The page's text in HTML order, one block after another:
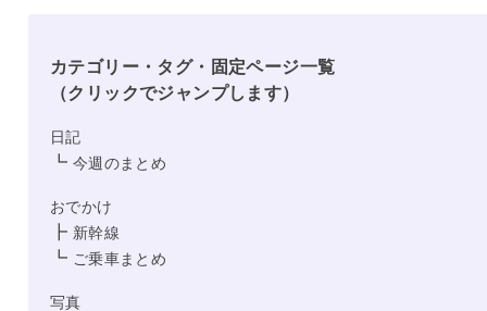
カテゴリー・タグ・固定ページ一覧
（クリックでジャンプします）
日記
┗ 今週のまとめ
おでかけ
┣ 新幹線
┗ ご乗車まとめ
写真